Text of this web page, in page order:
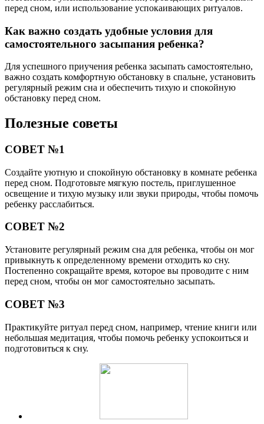
перед сном, или использование успокаивающих ритуалов.
Как важно создать удобные условия для
самостоятельного засыпания ребенка?
Для успешного приучения ребенка засыпать самостоятельно,
важно создать комфортную обстановку в спальне, установить
регулярный режим сна и обеспечить тихую и спокойную
обстановку перед сном.
Полезные советы
СОВЕТ №1
Создайте уютную и спокойную обстановку в комнате ребенка
перед сном. Подготовьте мягкую постель, приглушенное
освещение и тихую музыку или звуки природы, чтобы помочь
ребенку расслабиться.
СОВЕТ №2
Установите регулярный режим сна для ребенка, чтобы он мог
привыкнуть к определенному времени отходить ко сну.
Постепенно сокращайте время, которое вы проводите с ним
перед сном, чтобы он мог самостоятельно засыпать.
СОВЕТ №3
Практикуйте ритуал перед сном, например, чтение книги или
небольшая медитация, чтобы помочь ребенку успокоиться и
подготовиться к сну.